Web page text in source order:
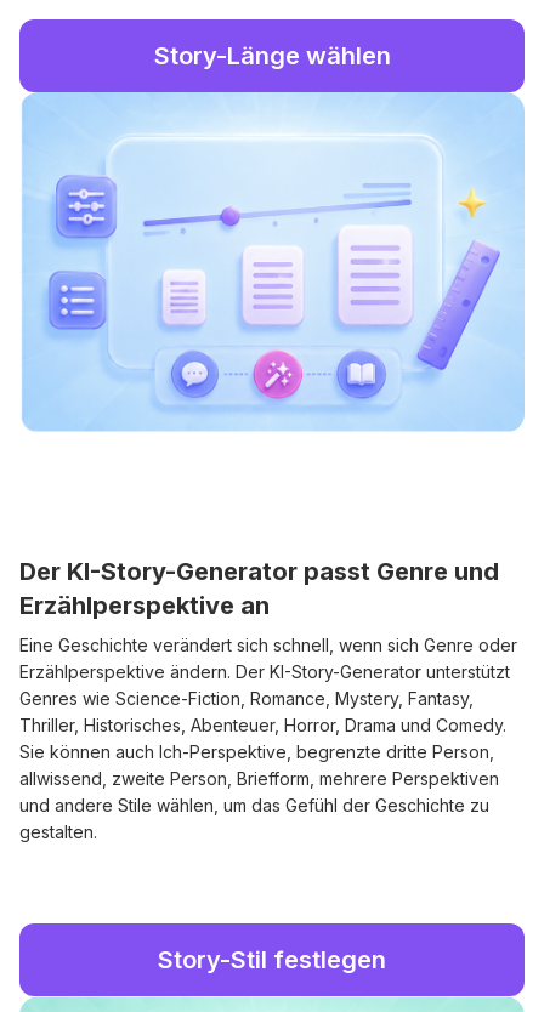
Story-Länge wählen
Der KI-Story-Generator passt Genre und
Erzählperspektive an
Eine Geschichte verändert sich schnell, wenn sich Genre oder
Erzählperspektive ändern. Der KI-Story-Generator unterstützt
Genres wie Science-Fiction, Romance, Mystery, Fantasy,
Thriller, Historisches, Abenteuer, Horror, Drama und Comedy.
Sie können auch Ich-Perspektive, begrenzte dritte Person,
allwissend, zweite Person, Briefform, mehrere Perspektiven
und andere Stile wählen, um das Gefühl der Geschichte zu
gestalten.
Story-Stil festlegen